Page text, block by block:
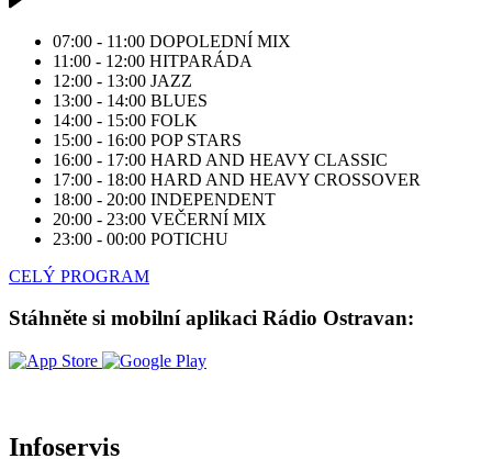
07:00 - 11:00 DOPOLEDNÍ MIX
11:00 - 12:00 HITPARÁDA
12:00 - 13:00 JAZZ
13:00 - 14:00 BLUES
14:00 - 15:00 FOLK
15:00 - 16:00 POP STARS
16:00 - 17:00 HARD AND HEAVY CLASSIC
17:00 - 18:00 HARD AND HEAVY CROSSOVER
18:00 - 20:00 INDEPENDENT
20:00 - 23:00 VEČERNÍ MIX
23:00 - 00:00 POTICHU
CELÝ PROGRAM
Stáhněte si mobilní aplikaci Rádio Ostravan:
Infoservis